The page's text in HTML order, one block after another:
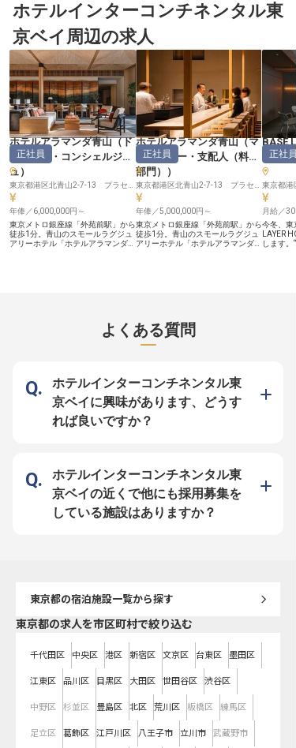
安心して快適に過ごせるよう、温か
いおもてなしの心で日々の業務に取
は、入居者様からのご相談に耳を傾
け、丁寧な対応を心がけます。 共
用施設の予約管理や引越業者への指
示など、きめ細やかなサポートで、
お客様の暮らしを支える大切な役割
です。日々の巡回点検や清掃業務を
通じて、常に清潔で安全な環境を提
供し、お客様に心安らぐ時間をお届
けします。 ーー【安心して長く働
ける環境とキャリアの可能性】 パ
ート・アルバイトとして、月～金曜
日の午前中を中心に勤務いただけま
す。時給1,200円で、安定した収入
を得ながら、プライベートの時間も
大切にできる働き方です。 未経験
の方でも安心してスタートできるよ
う、丁寧な研修とサポート体制が整
っています。制服貸与はもちろん、
自社系列ホテルの割引利用や保養所
の利用など、充実した福利厚生も魅
力です。 お客様の笑顔を直接見ら
れるやりがいを感じながら、長く活
躍できる環境で、あなたの新しいキ
安らぎ、快適にお過ごしいただける
空間を提供することを大切にしてい
建物・電気・給排水・空調・消防設
備など、ホテルのあらゆる施設を維
持管理し、お客様の安全と快適を支
える重要な役割を担っていただきま
す。目に見えない部分で、お客様の
笑顔と感動を創造する、やりがいの
あるお仕事です。おもてなしの心を
胸に、最高のサービスを共に追求し
ましょう。 ーー【安定した環境で
長く活躍できるキャリアパス】 私
たちは、従業員一人ひとりが安心し
て長く働ける環境づくりに力を入れ
ています。月給236,700円から
442,500円、年2回の賞与で、あな
たの頑張りをしっかりと評価。年間
休日110日、シフト制でプライベー
トも充実させながら、経験を活かし
てご活躍いただけます。ビル施設管
理のご経験をお持ちの方を歓迎して
おり、ホテル業界での経験がなくて
も、これまでのスキルを存分に発揮
できるフィールドです。共に成長
し、キャリアを築いていきません
せるよ
るお仕事
す。 ま
検、共
配りで
お客様
供します。 ーー【安心して長
経験の
よう、
ていま
導し、業
サポート
さい。
中のみ
との両立
ルの割引
くほどに
おり、
境です。
ホテルインターコンチネンタル東
京ベイ周辺の求人
ホテルアラマンダ青山（ド
ア・ベル・コンシェルジ
ュ ）
正社員
年俸／6,000,000円～
東京メトロ銀座線「外苑前駅」から
徒歩1分。青山のスモールラグジュ
アリーホテル「ホテルアラマンダ青
のリレーション構築、スタッフの育
成やサービス品質の向上まで、コン
海外からのお客様も多く、英語力と
東京・青山エリアへの深い知見を活
かせます。生まれ変わるホテルのお
もてなしを、あなたが牽引してくだ
年俸600万円～700万円 ・年間休日
ホテルアラマンダ青山（マ
ネージャー・支配人（料飲
部門）
）
正社員
年俸／5,000,000円～
東京メトロ銀座線「外苑前駅」から
徒歩1分。青山のスモールラグジュ
アリーホテル「ホテルアラマンダ青
まで。ブランドコンセプトに沿った
店づくりで、リピーターを生み出す
ポジションです。 【生まれ変わる
ど、これまでのご経験を活かせる場
面も豊富です。海外からのお客様も
多く、英語力を発揮できます。
【働く環境のポイント】 ・年俸500
残業月平均12時間 ・住宅手当・資
BASE
（宿泊
正社員
東京都港
月給／
今冬、東
LAYER
します
定、宿泊
ープニン
よくある質問
ホテルインターコンチネンタル東
京ベイに興味があります、どうす
れば良いですか？
ホテルインターコンチネンタル東
京ベイの近くで他にも採用募集を
している施設はありますか？
東京都の宿泊施設一覧から探す
東京都の求人を市区町村で絞り込む
千代田区 中央区 港区 新宿区 文京区 台東区 墨田区
江東区 品川区 目黒区 大田区 世田谷区 渋谷区
中野区 杉並区 豊島区 北区 荒川区 板橋区 練馬区
足立区 葛飾区 江戸川区 八王子市 立川市 武蔵野市